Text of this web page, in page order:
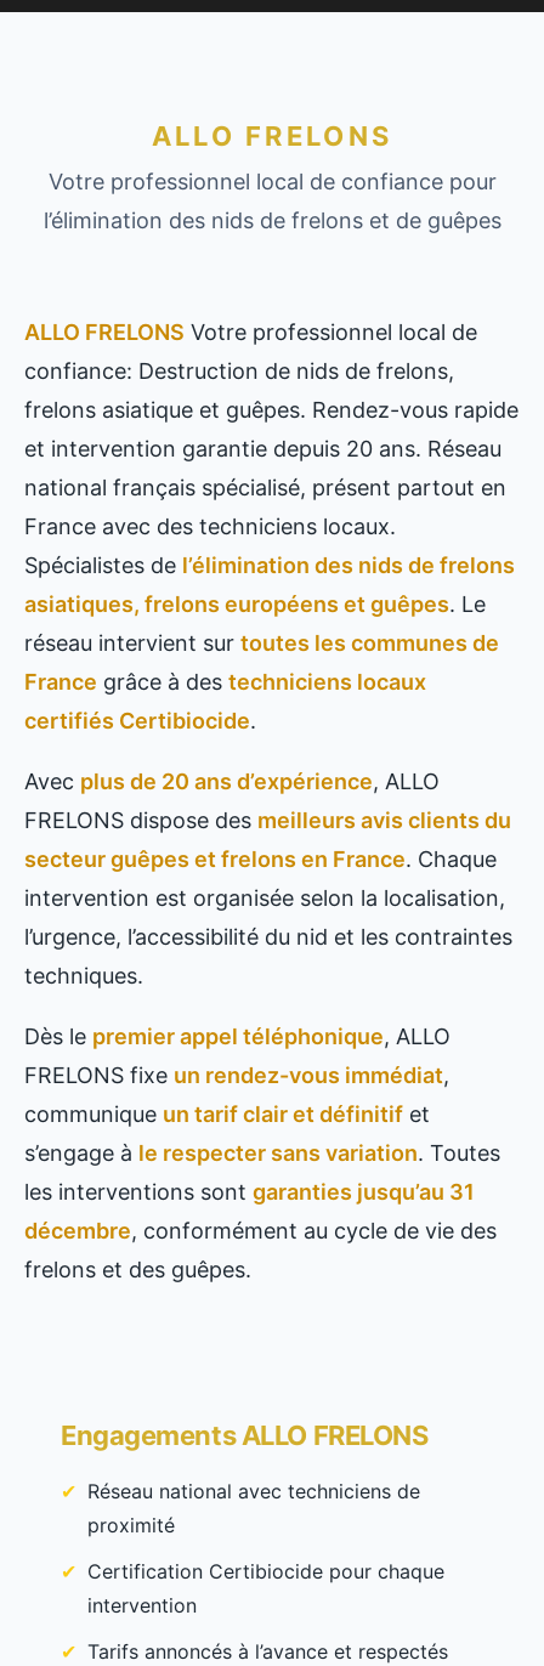
ALLO FRELONS
Votre professionnel local de confiance pour
l’élimination des nids de frelons et de guêpes
ALLO FRELONS Votre professionnel local de
confiance: Destruction de nids de frelons,
frelons asiatique et guêpes. Rendez-vous rapide
et intervention garantie depuis 20 ans. Réseau
national français spécialisé, présent partout en
France avec des techniciens locaux.
Spécialistes de l’élimination des nids de frelons
asiatiques, frelons européens et guêpes. Le
réseau intervient sur toutes les communes de
France grâce à des techniciens locaux
certifiés Certibiocide.
Avec plus de 20 ans d’expérience, ALLO
FRELONS dispose des meilleurs avis clients du
secteur guêpes et frelons en France. Chaque
intervention est organisée selon la localisation,
l’urgence, l’accessibilité du nid et les contraintes
techniques.
Dès le premier appel téléphonique, ALLO
FRELONS fixe un rendez-vous immédiat,
communique un tarif clair et définitif et
s’engage à le respecter sans variation. Toutes
les interventions sont garanties jusqu’au 31
décembre, conformément au cycle de vie des
frelons et des guêpes.
Engagements ALLO FRELONS
Réseau national avec techniciens de
proximité
Certification Certibiocide pour chaque
intervention
Tarifs annoncés à l’avance et respectés